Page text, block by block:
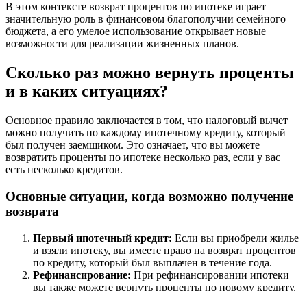
В этом контексте возврат процентов по ипотеке играет
значительную роль в финансовом благополучии семейного
бюджета, а его умелое использование открывает новые
возможности для реализации жизненных планов.
Сколько раз можно вернуть проценты
и в каких ситуациях?
Основное правило заключается в том, что налоговый вычет
можно получить по каждому ипотечному кредиту, который
был получен заемщиком. Это означает, что вы можете
возвратить проценты по ипотеке несколько раз, если у вас
есть несколько кредитов.
Основные ситуации, когда возможно получение
возврата
Первый ипотечный кредит: Если вы приобрели жилье
и взяли ипотеку, вы имеете право на возврат процентов
по кредиту, который был выплачен в течение года.
Рефинансирование: При рефинансировании ипотеки
вы также можете вернуть проценты по новому кредиту,